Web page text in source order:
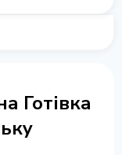
Готівка